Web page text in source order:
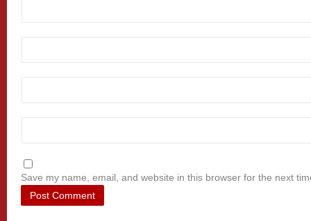
Save my name, email, and website in this browser for the next